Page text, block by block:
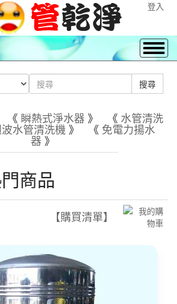
登入
《 瞬熱式淨水器 》 《 水管清洗
水管清洗機》 《 免電力揚水
器》
商品
【購買清單】